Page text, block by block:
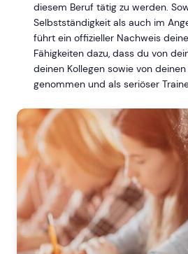
diesem Beruf tätig zu werden.
Selbstständigkeit als auch im
führt ein offizieller Nachweis
Fähigkeiten dazu, dass du von
deinen Kollegen sowie von
genommen und als seriöser